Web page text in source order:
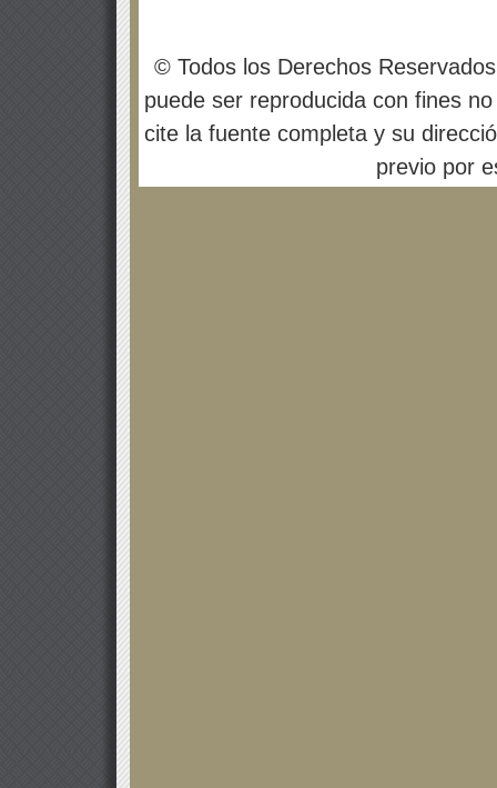
© Todos los Derechos
puede ser reproducida con fines
cite la fuente completa y su
previo por